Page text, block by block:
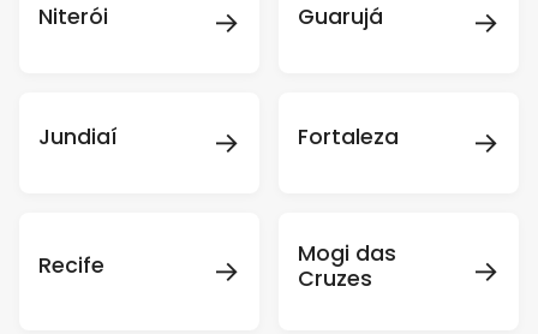
Niterói → Guarujá →
Jundiaí → Fortaleza →
Recife →
Mogi das
Cruzes
→